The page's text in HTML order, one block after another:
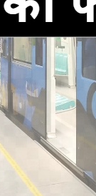
को
पदों पर
में भारी